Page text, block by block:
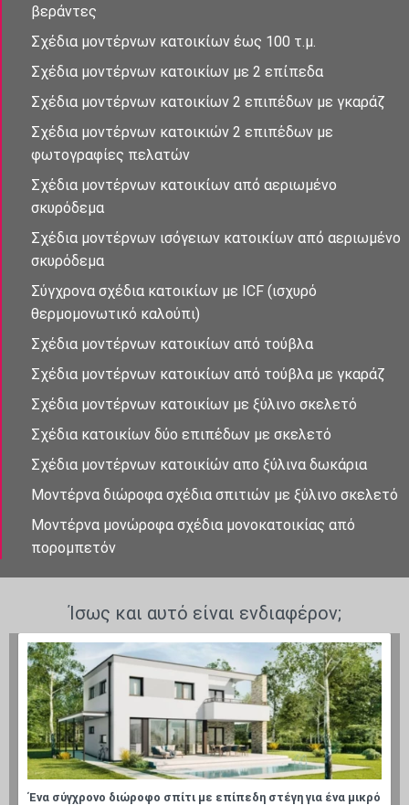
βεράντες
Σχέδια μοντἐρνων κατοικἰων έως 100 τ.μ.
Σχέδια μοντέρνων κατοικίων με 2 επἰπεδα
Σχέδια μοντέρνων κατοικίων 2 επιπέδων με γκαράζ
Σχέδια μοντἐρνων κατοικιών 2 επιπἐδων με
φωτογραφίες πελατών
Σχἐδια μοντἐρνων κατοικἰων απὀ αεριωμένο
σκυρόδεμα
Σχἐδια μοντἐρνων ισὀγειων κατοικἰων απὀ αεριωμένο
σκυρόδεμα
Σύγχρονα σχέδια κατοικἰων με ICF (ισχυρό
θερμομονωτικό καλούπι)
Σχέδια μοντέρνων κατοικἰων από τούβλα
Σχέδια μοντέρνων κατοικἰων από τούβλα με γκαράζ
Σχέδια μοντέρνων κατοικίων με ξύλινο σκελετό
Σχέδια κατοικίων δὐο επιπἐδων με σκελετό
Σχέδια μοντἐρνων κατοικίὠν απο ξὐλινα δωκάρια
Μοντέρνα διώροφα σχέδια σπιτιών με ξύλινο σκελετό
Μοντέρνα μονώροφα σχέδια μονοκατοικίας από
πορομπετόν
Ίσως και αυτό είναι ενδιαφέρον;
Ένα σύγχρονο διώροφο σπίτι με επίπεδη στέγη για ένα μικρό